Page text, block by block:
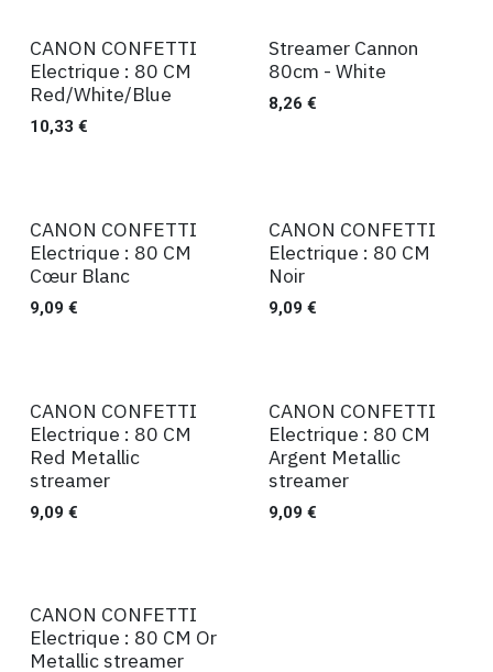
Ventes
CANON CONFETTI
Electrique : 80 CM
Red/White/Blue
10,33 €
Ventes
Streamer Cannon
80cm - White
8,26 €
Ventes
CANON CONFETTI
Electrique : 80 CM
Cœur Blanc
9,09 €
Ventes
CANON CONFETTI
Electrique : 80 CM
Noir
9,09 €
Ventes
CANON CONFETTI
Electrique : 80 CM
Red Metallic
streamer
9,09 €
Ventes
CANON CONFETTI
Electrique : 80 CM
Argent Metallic
streamer
9,09 €
Ventes
CANON CONFETTI
Electrique : 80 CM Or
Metallic streamer